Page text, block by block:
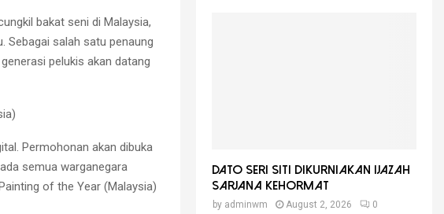
bakat seni di Malaysia,
Sebagai salah satu penaung
pelukis akan datang
Permohonan akan dibuka
semua warganegara
of the Year (Malaysia)
Dato Seri Siti Dikurniakan Ijazah
Sarjana Kehormat
by adminwm August 2, 2026 0